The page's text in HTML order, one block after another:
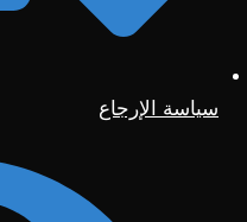
سياسة الإرجاع